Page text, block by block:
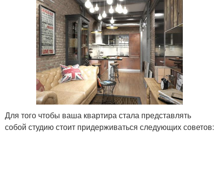
Для того чтобы ваша квартира стала представлять
собой студию стоит придерживаться следующих советов: